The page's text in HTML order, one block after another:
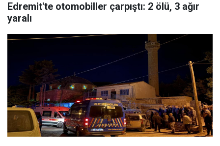
Edremit'te otomobiller çarpıştı: 2 ölü, 3 ağır
yaralı